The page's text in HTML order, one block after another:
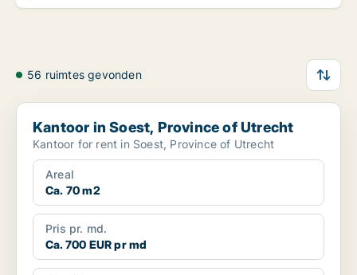
56 ruimtes gevonden
Kantoor in Soest, Province of Utrecht
Kantoor in Soest, Province of Utrecht
Kantoor for rent in Soest, Province of Utrecht
Areal
Ca. 70 m2
Pris pr. md.
Ca. 700 EUR pr md